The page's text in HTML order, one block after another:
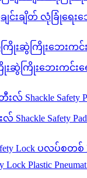
င်းချိတ် လုံခြုံရေး
ဆွဲကြိုးဘေးကင်းရ
Safety
Lock Plastic